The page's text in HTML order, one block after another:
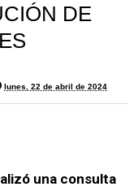
DE
lunes, 22 de abril de 2024
una consulta